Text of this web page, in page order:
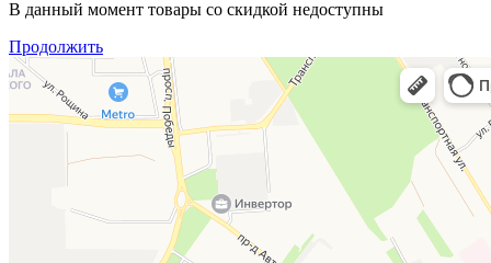
В данный момент товары со скидкой недоступны
Продолжить